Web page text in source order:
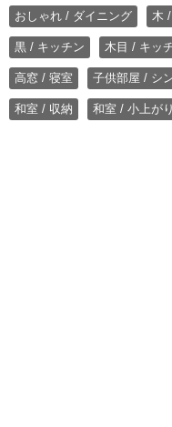
おしゃれ / ダイニング 木
黒 / キッチン 木目 / キッ
高窓 / 寝室 子供部屋 / シ
和室 / 収納 和室 / 小上がり